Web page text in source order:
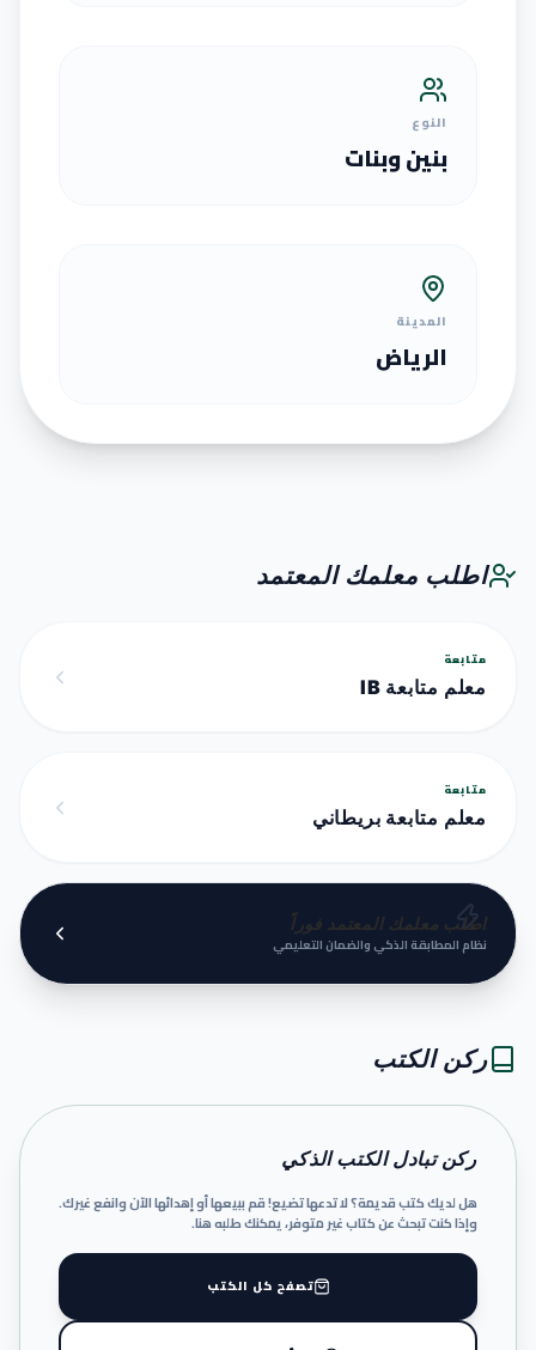
النوع
بنين وبنات
المدينة
الرياض
اطلب معلمك المعتمد
متابعة
معلم متابعة IB
متابعة
معلم متابعة بريطاني
اطلب معلمك المعتمد فوراً
نظام المطابقة الذكي والضمان التعليمي
ركن الكتب
ركن تبادل الكتب الذكي
هل لديك كتب قديمة؟ لا تدعها تضيع! قم ببيعها أو إهدائها الآن وانفع غيرك.
وإذا كنت تبحث عن كتاب غير متوفر، يمكنك طلبه هنا.
تصفح كل الكتب